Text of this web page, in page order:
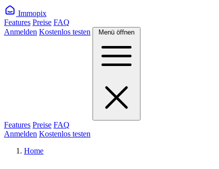
Immopix
Features Preise FAQ
Anmelden Kostenlos testen Menü öffnen
Features Preise FAQ
Anmelden Kostenlos testen
Home